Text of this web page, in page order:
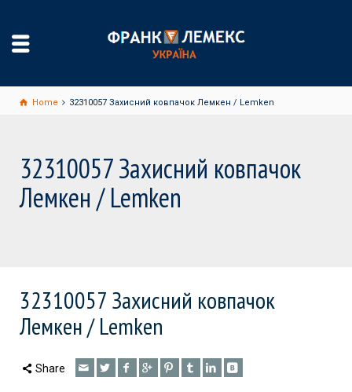
Home 32310057 Захисний ковпачок Лемкен / Lemken
32310057 Захисний ковпачок
Лемкен / Lemken
32310057 Захисний ковпачок
Лемкен / Lemken
Share